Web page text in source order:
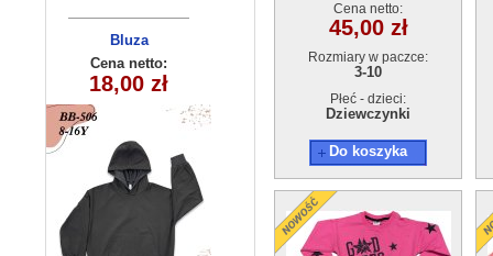
Bluza
dziecięca
290525-BB506
(8-16) 10szt
Cena netto:
18,00 zł
Komplet
dziewczęcy
5558(3-6) 4szt
Cena netto:
17,00 zł
Cena netto:
45,00 zł
Rozmiary w paczce:
3-10
Płeć - dzieci:
Dziewczynki
Do koszyka